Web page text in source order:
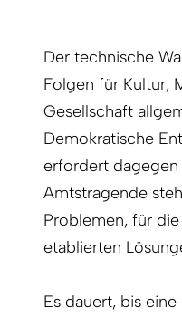
Der technische
Folgen für Kultur,
Gesellschaft
Demokratische
erfordert
Amtstragende
Problemen, für
etablierten
Es dauert, bis